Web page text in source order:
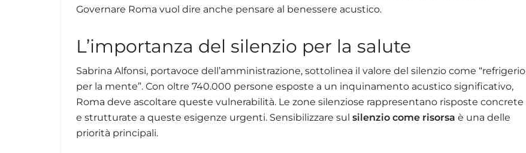
Governare Roma vuol dire anche pensare al benessere acustico.
L’importanza del silenzio per la salute
Sabrina Alfonsi, portavoce dell’amministrazione, sottolinea il valore del silenzio come “refrigerio
per la mente”. Con oltre 740.000 persone esposte a un inquinamento acustico significativo,
Roma deve ascoltare queste vulnerabilità. Le zone silenziose rappresentano risposte concrete
e strutturate a queste esigenze urgenti. Sensibilizzare sul silenzio come risorsa è una delle
priorità principali.